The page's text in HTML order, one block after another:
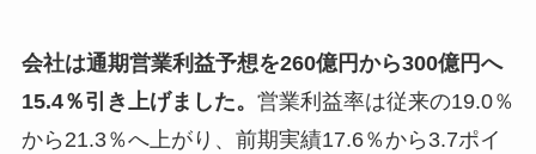
会社は通期営業利益予想を260億円から300億円へ
15.4％引き上げました。 営業利益率は従来の19.0％
から21.3％へ上がり、前期実績17.6％から3.7ポイ